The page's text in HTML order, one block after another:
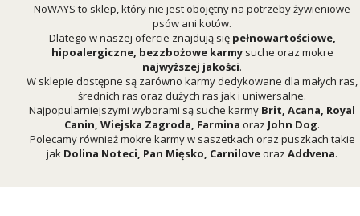
NoWAYS to sklep, który nie jest obojętny na potrzeby żywieniowe
psów ani kotów.
Dlatego w naszej ofercie znajdują się pełnowartościowe,
hipoalergiczne, bezzbożowe karmy suche oraz mokre
najwyższej jakości.
W sklepie dostępne są zarówno karmy dedykowane dla małych ras,
średnich ras oraz dużych ras jak i uniwersalne.
Najpopularniejszymi wyborami są suche karmy Brit Acana Royal
Canin Wiejska Zagroda Farmina oraz John Dog.
Polecamy również mokre karmy w saszetkach oraz puszkach takie
jak Dolina Noteci Pan Mięsko Carniloveoraz Addvena.